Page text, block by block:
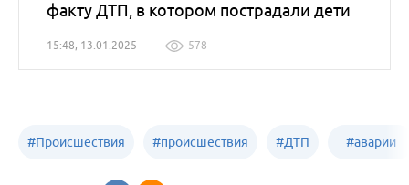
факту ДТП, в котором пострадали дети
15:48, 13.01.2025 578
#Происшествия #происшествия
Алтайский край
#ДТП #аварии